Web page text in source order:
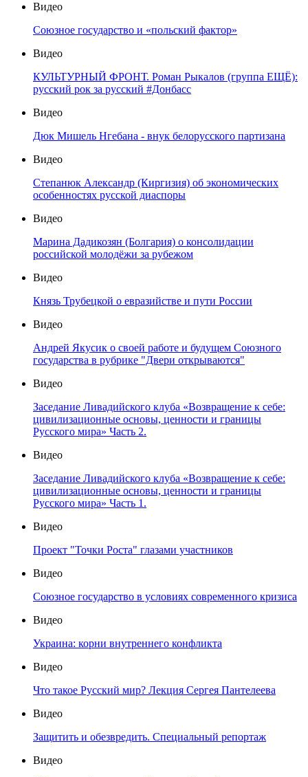
Видео
Союзное государство и «польский фактор»
Видео
КУЛЬТУРНЫЙ ФРОНТ. Роман Рыкалов (группа ЕЩЁ):
русский рок за русский #Донбасс
Видео
Дюк Мишель Нгебана - внук белорусского партизана
Видео
Степанюк Александр (Киргизия) об экономических
особенностях русской диаспоры
Видео
Марина Дадикозян (Болгария) о консолидации
российской молодёжи за рубежом
Видео
Князь Трубецкой о евразийстве и пути России
Видео
Андрей Якусик о своей работе и будущем Союзного
государства в рубрике "Двери открываются"
Видео
Заседание Ливадийского клуба «Возвращение к себе:
цивилизационные основы, ценности и границы
Русского мира» Часть 2.
Видео
Заседание Ливадийского клуба «Возвращение к себе:
цивилизационные основы, ценности и границы
Русского мира» Часть 1.
Видео
Проект "Точки Роста" глазами участников
Видео
Союзное государство в условиях современного кризиса
Видео
Украина: корни внутреннего конфликта
Видео
Что такое Русский мир? Лекция Сергея Пантелеева
Видео
Защитить и обезвредить. Специальный репортаж
Видео